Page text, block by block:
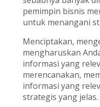
pemimpin bisnis
untuk menangani
Menciptakan,
mengharuskan
informasi yang
merencanakan,
informasi yang
strategis yang jelas.